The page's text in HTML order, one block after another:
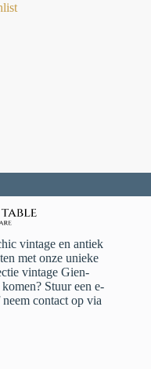
vintage en antiek
met onze unieke
vintage Gien-
Stuur een e-
contact op via